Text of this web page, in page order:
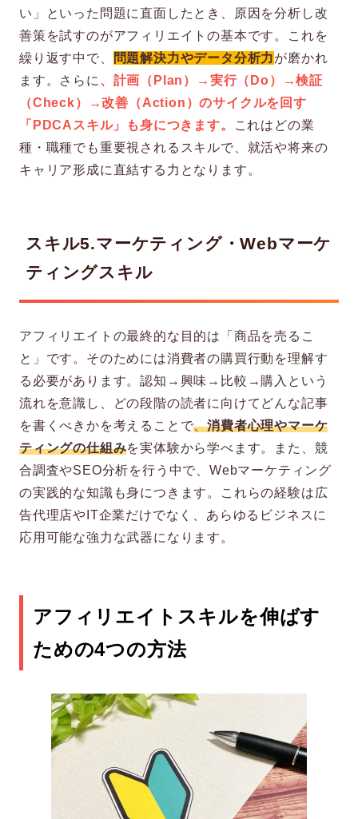
い」といった問題に直面したとき、原因を分析し改
善策を試すのがアフィリエイトの基本です。これを
繰り返す中で、
問題解決力やデータ分析力が磨かれ
ます。さらに、計画（Plan）→実行（Do）→検証
（Check）→改善（Action）のサイクルを回す
「PDCAスキル」も身につきます。
これはどの業
種・職種でも重要視されるスキルで、就活や将来の
キャリア形成に直結する力となります。
スキル5.マーケティング・Webマーケ
ティングスキル
アフィリエイトの最終的な目的は「商品を売るこ
と」です。そのためには消費者の購買行動を理解す
る必要があります。認知→興味→比較→購入という
流れを意識し、どの段階の読者に向けてどんな記事
を書くべきかを考えることで、消費者心理やマーケ
ティングの仕組みを実体験から学べます。また、競
合調査やSEO分析を行う中で、Webマーケティング
の実践的な知識も身につきます。これらの経験は広
告代理店やIT企業だけでなく、あらゆるビジネスに
応用可能な強力な武器になります。
アフィリエイトスキルを伸ばす
ための4つの方法